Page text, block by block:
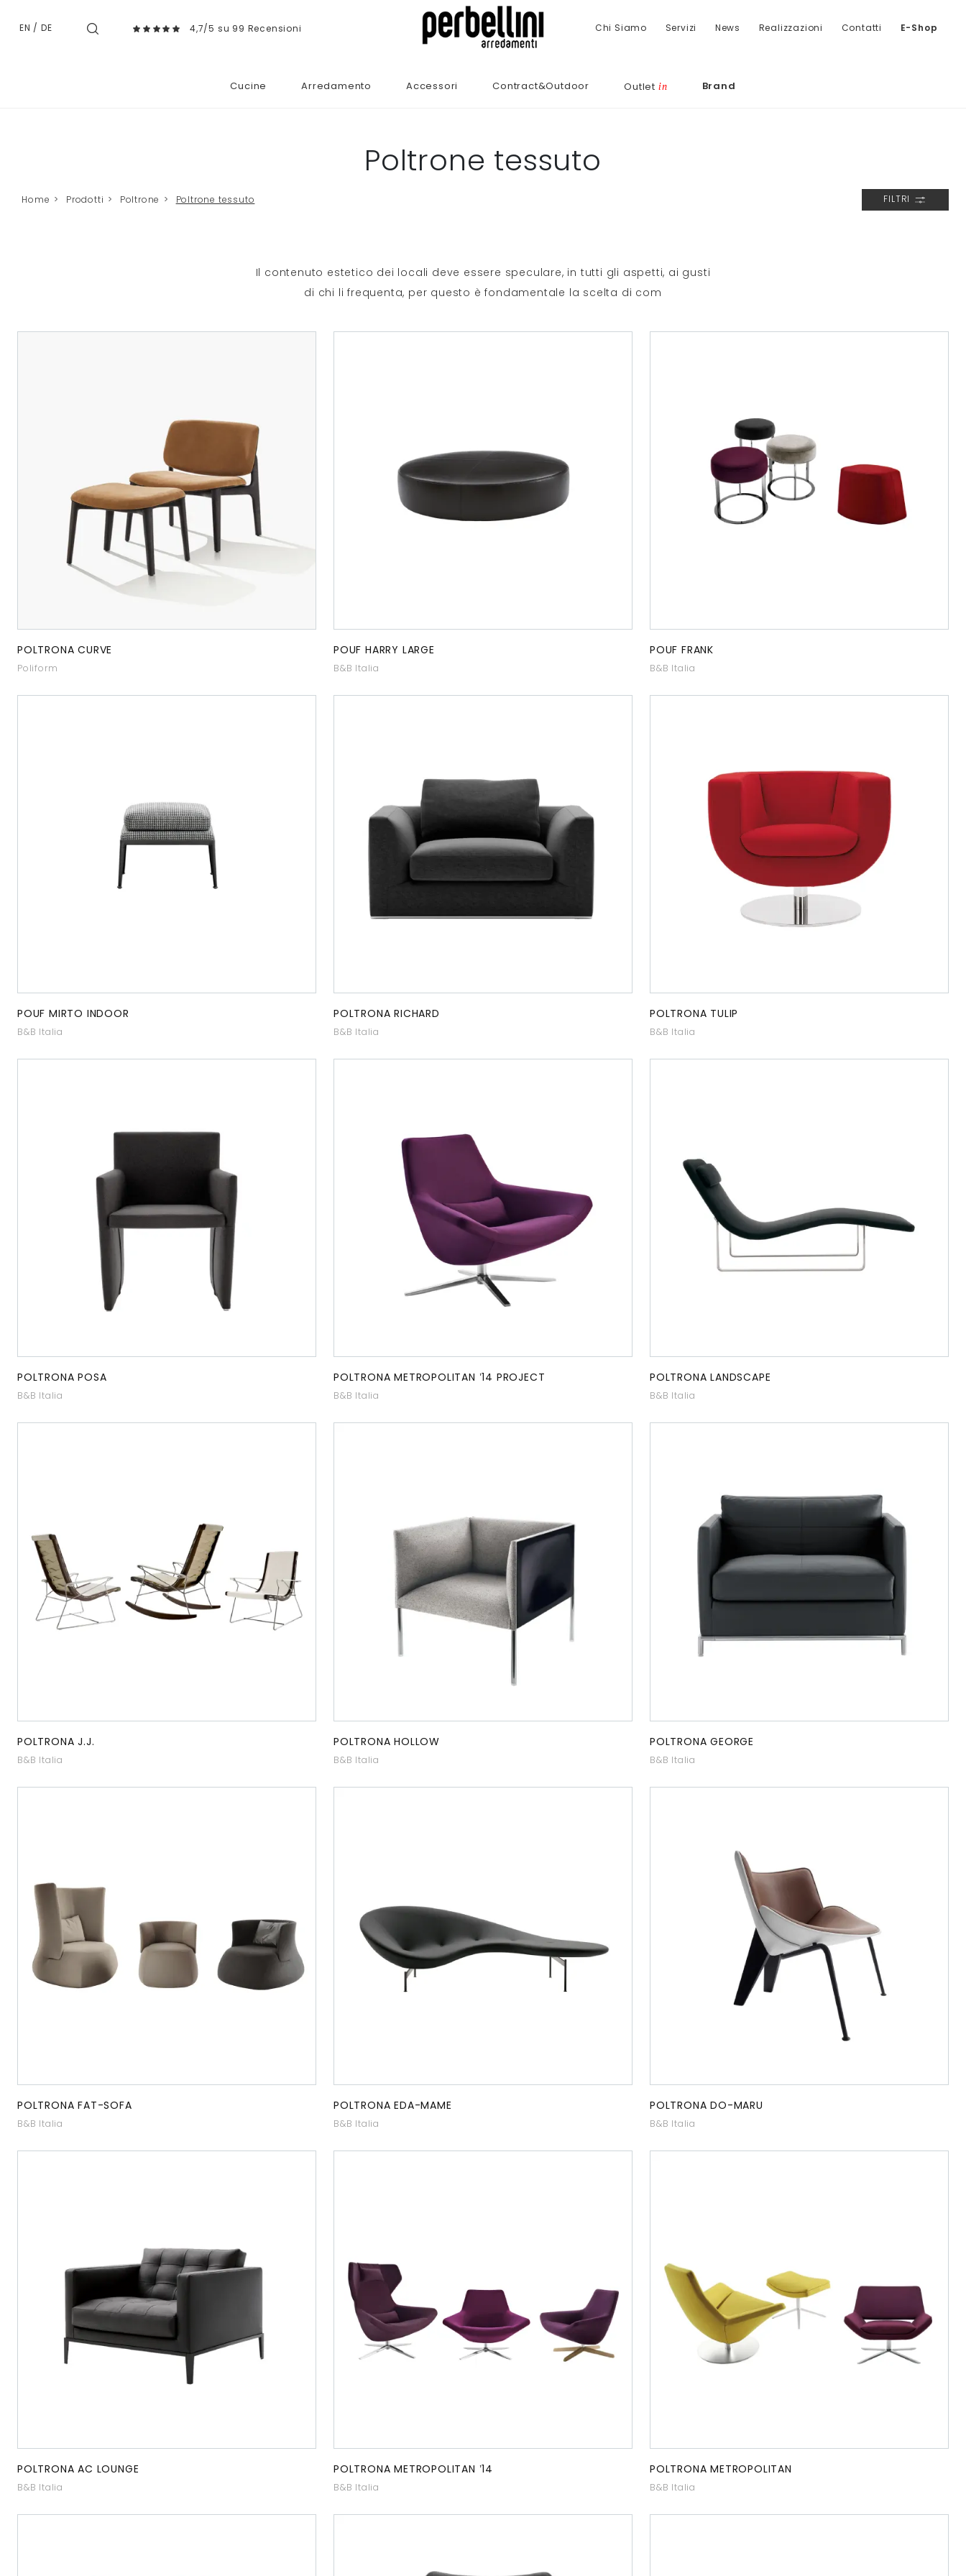
Chi Siamo Servizi News Realizzazioni Contatti E-Shop
EN / DE 4,7/5 su 99 Recensioni
Cucine Arredamento Accessori Contract&Outdoor Outlet in Brand
Poltrone tessuto
Home > Prodotti > Poltrone > Poltrone tessuto FILTRI
Il contenuto estetico dei locali deve essere speculare, in tutti gli aspetti, ai gusti
di chi li frequenta, per questo è fondamentale la scelta di com
POLTRONA CURVE
Poliform
POUF HARRY LARGE
B&B Italia
POUF FRANK
B&B Italia
POUF MIRTO INDOOR
B&B Italia
POLTRONA RICHARD
B&B Italia
POLTRONA TULIP
B&B Italia
POLTRONA POSA
B&B Italia
POLTRONA METROPOLITAN ’14 PROJECT
B&B Italia
POLTRONA LANDSCAPE
B&B Italia
POLTRONA J.J.
B&B Italia
POLTRONA HOLLOW
B&B Italia
POLTRONA GEORGE
B&B Italia
POLTRONA FAT-SOFA
B&B Italia
POLTRONA EDA-MAME
B&B Italia
POLTRONA DO-MARU
B&B Italia
POLTRONA AC LOUNGE
B&B Italia
POLTRONA METROPOLITAN ’14
B&B Italia
POLTRONA METROPOLITAN
B&B Italia